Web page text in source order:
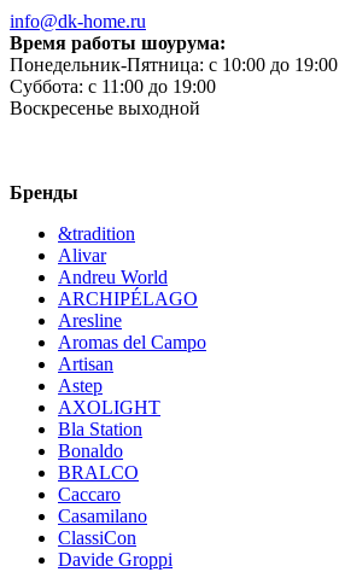
info@dk-home.ru
Время работы шоурума:
Понедельник-Пятница: c 10:00 до 19:00
Суббота: c 11:00 до 19:00
Воскресенье выходной
Бренды
&tradition
Alivar
Andreu World
ARCHIPÉLAGO
Aresline
Aromas del Campo
Artisan
Astep
AXOLIGHT
Bla Station
Bonaldo
BRALCO
Caccaro
Casamilano
ClassiCon
Davide Groppi